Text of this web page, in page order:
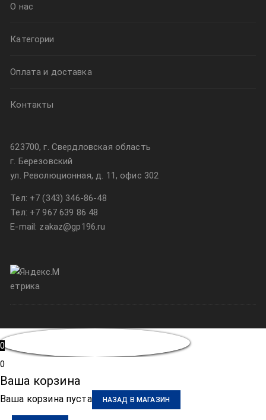
О нас
Категории
Оплата и доставка
Контакты
623700, г. Свердловская область
г. Березовский
ул. Революционная, д. 11, офис 302
Тел: +7 (343) 346-86-48
Тел: +7 967 639 86 48
E-mail: zakaz@gp196.ru
0
0
Ваша корзина
Ваша корзина пуста НАЗАД В МАГАЗИН